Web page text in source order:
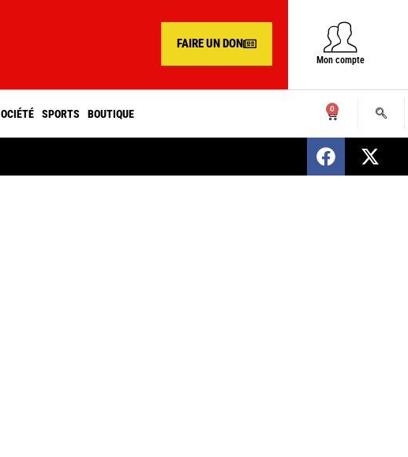
FAIRE UN DON
Mon compte
SPORTS BOUTIQUE 0
SENEGAL : Nomination d’un nouveau